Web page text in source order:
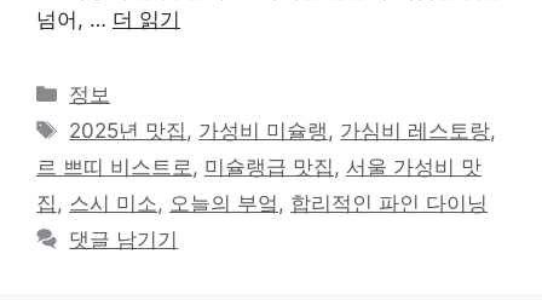
넘어, … 더 읽기
카
테
리
정보
태
그
2025년 맛집 , 가성비 미슐랭 , 가심비 레스토랑,
르 쁘띠 비스트로 , 미슐랭급 맛집 , 서울 가성비 맛
집 , 스시 미소, 오늘의 부엌 , 합리적인 파인 다이닝
댓글 남기기